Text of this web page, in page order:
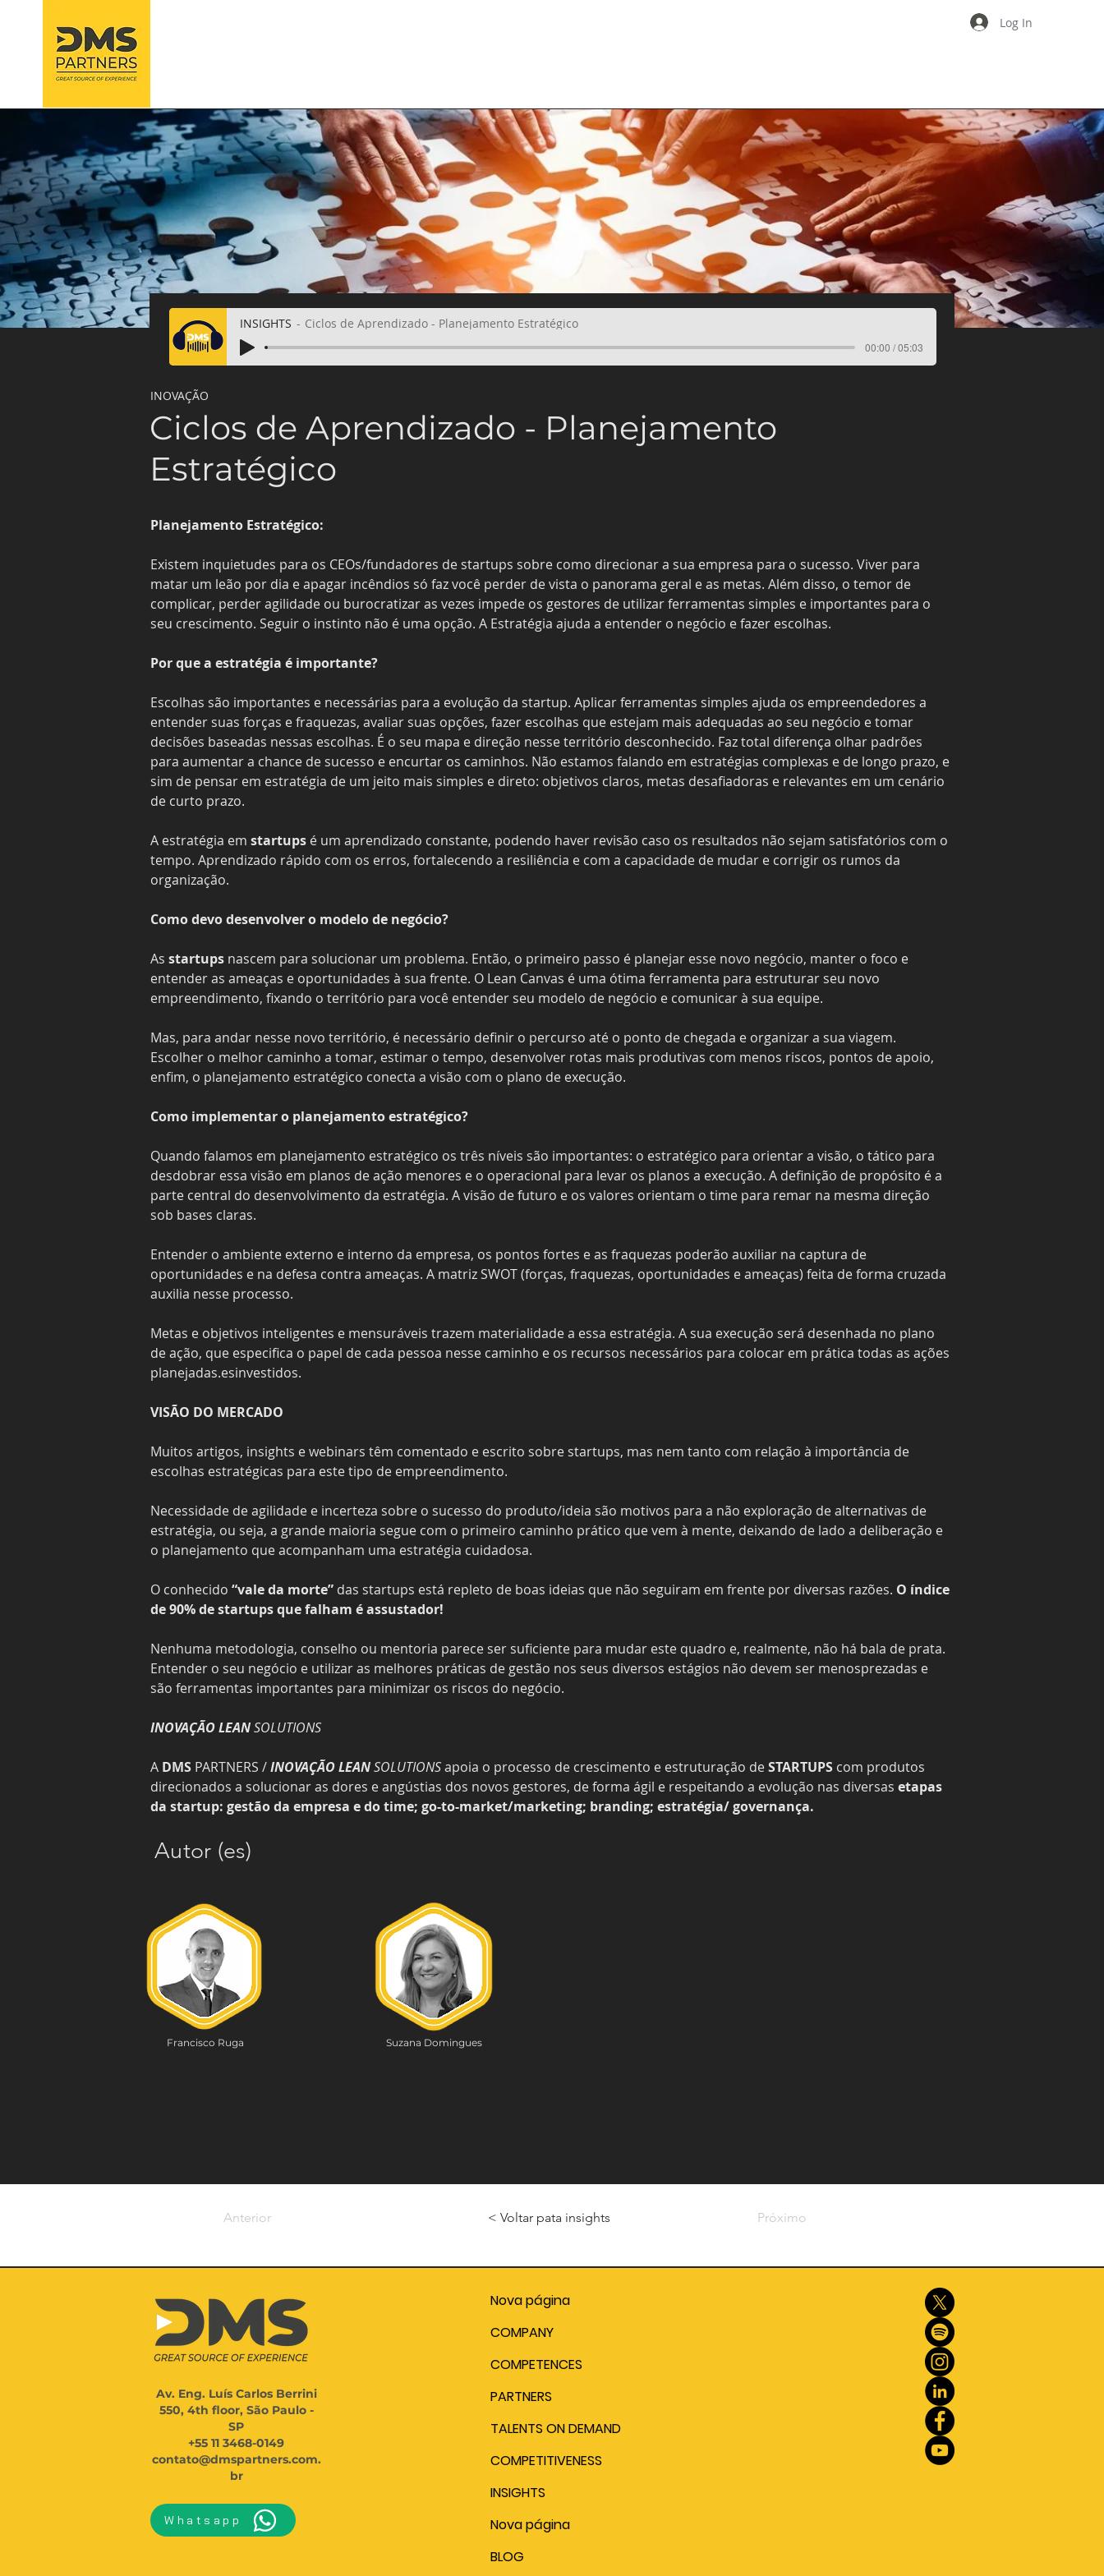
Log In
INSIGHTS Ciclos de Aprendizado - Planejamento Estratégico
00:00 / 05:03
INOVAÇÃO
Ciclos de Aprendizado - Planejamento
Estratégico
Planejamento Estratégico:
Existem inquietudes para os CEOs/fundadores de startups sobre como direcionar a sua empresa para o sucesso. Viver para
matar um leão por dia e apagar incêndios só faz você perder de vista o panorama geral e as metas. Além disso, o temor de
complicar, perder agilidade ou burocratizar as vezes impede os gestores de utilizar ferramentas simples e importantes para o
seu crescimento. Seguir o instinto não é uma opção. A Estratégia ajuda a entender o negócio e fazer escolhas.
Por que a estratégia é importante?
Escolhas são importantes e necessárias para a evolução da startup. Aplicar ferramentas simples ajuda os empreendedores a
entender suas forças e fraquezas, avaliar suas opções, fazer escolhas que estejam mais adequadas ao seu negócio e tomar
decisões baseadas nessas escolhas. É o seu mapa e direção nesse território desconhecido. Faz total diferença olhar padrões
para aumentar a chance de sucesso e encurtar os caminhos. Não estamos falando em estratégias complexas e de longo prazo, e
sim de pensar em estratégia de um jeito mais simples e direto: objetivos claros, metas desafiadoras e relevantes em um cenário
de curto prazo.
A estratégia em startups é um aprendizado constante, podendo haver revisão caso os resultados não sejam satisfatórios com o
tempo. Aprendizado rápido com os erros, fortalecendo a resiliência e com a capacidade de mudar e corrigir os rumos da
organização.
Como devo desenvolver o modelo de negócio?
As startups nascem para solucionar um problema. Então, o primeiro passo é planejar esse novo negócio, manter o foco e
entender as ameaças e oportunidades à sua frente. O Lean Canvas é uma ótima ferramenta para estruturar seu novo
empreendimento, fixando o território para você entender seu modelo de negócio e comunicar à sua equipe.
Mas, para andar nesse novo território, é necessário definir o percurso até o ponto de chegada e organizar a sua viagem.
Escolher o melhor caminho a tomar, estimar o tempo, desenvolver rotas mais produtivas com menos riscos, pontos de apoio,
enfim, o planejamento estratégico conecta a visão com o plano de execução.
Como implementar o planejamento estratégico?
Quando falamos em planejamento estratégico os três níveis são importantes: o estratégico para orientar a visão, o tático para
desdobrar essa visão em planos de ação menores e o operacional para levar os planos a execução. A definição de propósito é a
parte central do desenvolvimento da estratégia. A visão de futuro e os valores orientam o time para remar na mesma direção
sob bases claras.
Entender o ambiente externo e interno da empresa, os pontos fortes e as fraquezas poderão auxiliar na captura de
oportunidades e na defesa contra ameaças. A matriz SWOT (forças, fraquezas, oportunidades e ameaças) feita de forma cruzada
auxilia nesse processo.
Metas e objetivos inteligentes e mensuráveis trazem materialidade a essa estratégia. A sua execução será desenhada no plano
de ação, que especifica o papel de cada pessoa nesse caminho e os recursos necessários para colocar em prática todas as ações
planejadas.esinvestidos.
VISÃO DO MERCADO
Muitos artigos, insights e webinars têm comentado e escrito sobre startups, mas nem tanto com relação à importância de
escolhas estratégicas para este tipo de empreendimento.
Necessidade de agilidade e incerteza sobre o sucesso do produto/ideia são motivos para a não exploração de alternativas de
estratégia, ou seja, a grande maioria segue com o primeiro caminho prático que vem à mente, deixando de lado a deliberação e
o planejamento que acompanham uma estratégia cuidadosa.
O conhecido “vale da morte” das startups está repleto de boas ideias que não seguiram em frente por diversas razões. O índice
de 90% de startups que falham é assustador!
Nenhuma metodologia, conselho ou mentoria parece ser suficiente para mudar este quadro e, realmente, não há bala de prata.
Entender o seu negócio e utilizar as melhores práticas de gestão nos seus diversos estágios não devem ser menosprezadas e
são ferramentas importantes para minimizar os riscos do negócio.
INOVAÇÃO LEAN SOLUTIONS
A DMS PARTNERS / INOVAÇÃOLEAN SOLUTIONS apoia o processo de crescimento e estruturação de STARTUPS com produtos
direcionados a solucionar as dores e angústias dos novos gestores, de forma ágil e respeitando a evolução nas diversas etapas
da startup: gestão da empresa e do time; go-to-market/marketing; branding; estratégia/ governança.
Francisco Ruga Suzana Domingues
Autor (es)
Anterior < Voltar pata insights Próximo
Av. Eng. Luís Carlos Berrini
550, 4th floor, São Paulo -
SP
+55 11 3468-0149
contato@dmspartners.com.
br
Whatsapp
Nova página
COMPANY
COMPETENCES
PARTNERS
TALENTS ON DEMAND
COMPETITIVENESS
INSIGHTS
Nova página
BLOG